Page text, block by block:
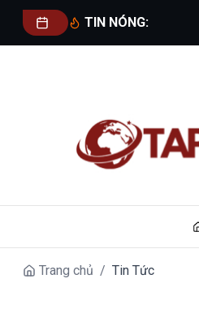
TIN NÓNG:
Trang chủ / Tin Tức